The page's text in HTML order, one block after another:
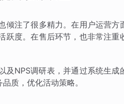
倾注了很多精力。在用户运营方
跃度。在售后环节，也非常注重
及NPS调研表，并通过系统生成
质，优化活动策略。